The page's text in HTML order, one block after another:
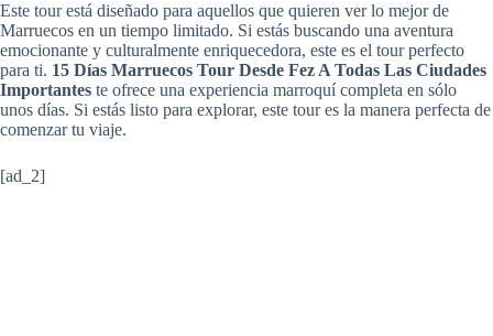
Este tour está diseñado para aquellos que quieren ver lo mejor de
Marruecos en un tiempo limitado. Si estás buscando una aventura
emocionante y culturalmente enriquecedora, este es el tour perfecto
para ti. 15 Días Marruecos Tour Desde Fez A Todas Las Ciudades
Importantes te ofrece una experiencia marroquí completa en sólo
unos días. Si estás listo para explorar, este tour es la manera perfecta de
comenzar tu viaje.
[ad_2]